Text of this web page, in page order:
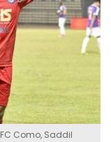
Como, Saddil